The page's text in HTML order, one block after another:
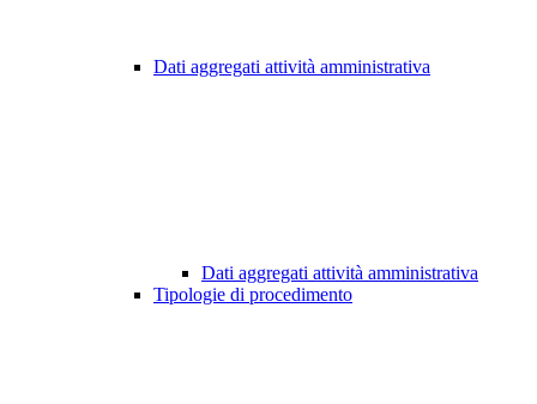
Dati aggregati attività amministrativa
Dati aggregati attività amministrativa
Tipologie di procedimento